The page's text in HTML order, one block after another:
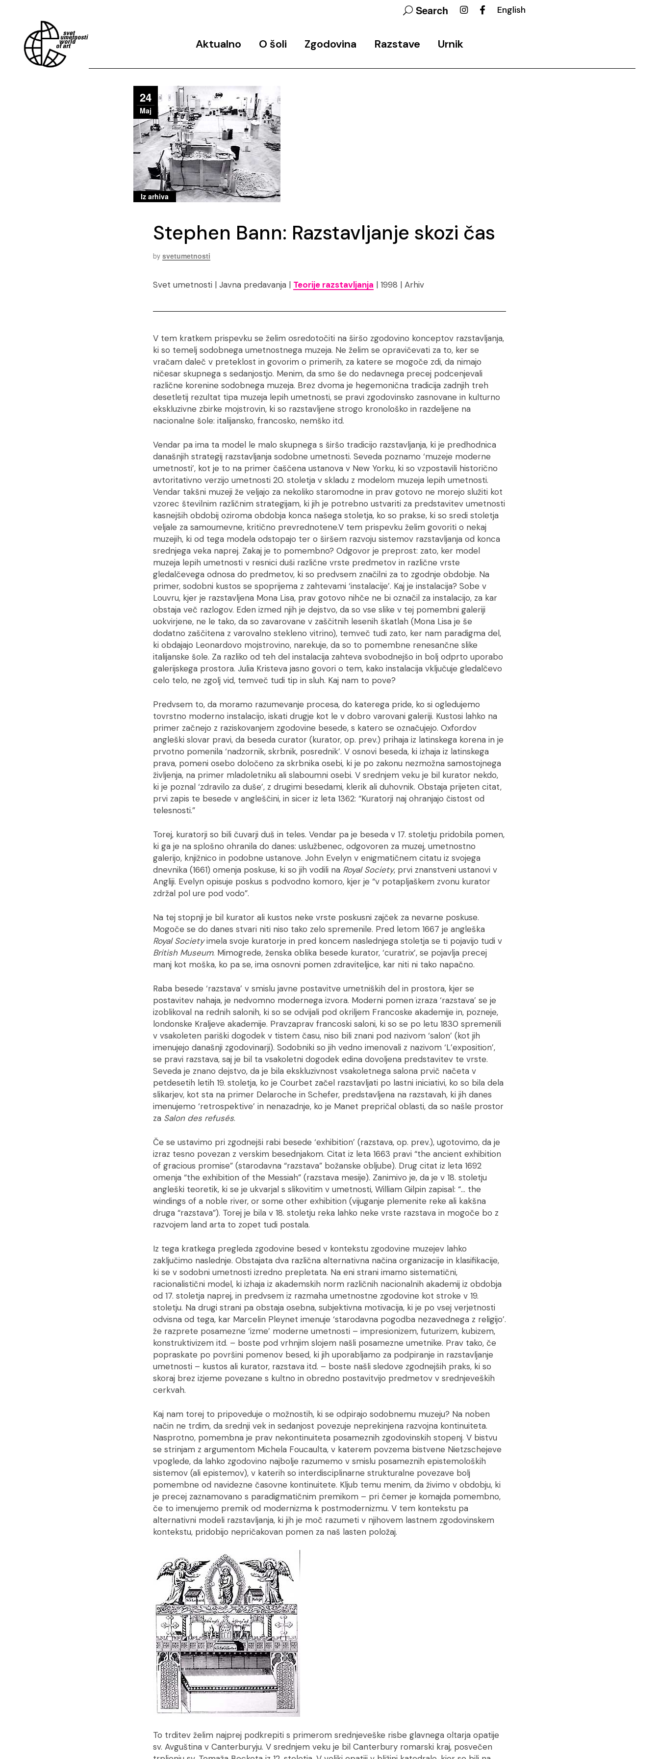
Search English
Aktualno
Arhiv objav
O šoli
Ekipa
Udeleženke_
Partnerji
Podpora
Kontakt
Zgodovina Razstave Urnik
24
Maj
Iz arhiva
Stephen Bann: Razstavljanje skozi čas
by svetumetnosti
Svet umetnosti | Javna predavanja | Teorije razstavljanja | 1998 | Arhiv
V tem kratkem prispevku se želim osredotočiti na širšo zgodovino konceptov razstavljanja,
ki so temelj sodobnega umetnostnega muzeja. Ne želim se opravičevati za to, ker se
vračam daleč v preteklost in govorim o primerih, za katere se mogoče zdi, da nimajo
ničesar skupnega s sedanjostjo. Menim, da smo še do nedavnega precej podcenjevali
različne korenine sodobnega muzeja. Brez dvoma je hegemonična tradicija zadnjih treh
desetletij rezultat tipa muzeja lepih umetnosti, se pravi zgodovinsko zasnovane in kulturno
ekskluzivne zbirke mojstrovin, ki so razstavljene strogo kronološko in razdeljene na
nacionalne šole: italijansko, francosko, nemško itd.
Vendar pa ima ta model le malo skupnega s širšo tradicijo razstavljanja, ki je predhodnica
današnjih strategij razstavljanja sodobne umetnosti. Seveda poznamo ‘muzeje moderne
umetnosti’, kot je to na primer čaščena ustanova v New Yorku, ki so vzpostavili historično
avtoritativno verzijo umetnosti 20. stoletja v skladu z modelom muzeja lepih umetnosti.
Vendar takšni muzeji že veljajo za nekoliko staromodne in prav gotovo ne morejo služiti kot
vzorec številnim različnim strategijam, ki jih je potrebno ustvariti za predstavitev umetnosti
kasnejših obdobij oziroma obdobja konca našega stoletja, ko so prakse, ki so sredi stoletja
veljale za samoumevne, kritično prevrednotene.V tem prispevku želim govoriti o nekaj
muzejih, ki od tega modela odstopajo ter o širšem razvoju sistemov razstavljanja od konca
srednjega veka naprej. Zakaj je to pomembno? Odgovor je preprost: zato, ker model
muzeja lepih umetnosti v resnici duši različne vrste predmetov in različne vrste
gledalčevega odnosa do predmetov, ki so predvsem značilni za to zgodnje obdobje. Na
primer, sodobni kustos se spoprijema z zahtevami ‘instalacije’. Kaj je instalacija? Sobe v
Louvru, kjer je razstavljena Mona Lisa, prav gotovo nihče ne bi označil za instalacijo, za kar
obstaja več razlogov. Eden izmed njih je dejstvo, da so vse slike v tej pomembni galeriji
uokvirjene, ne le tako, da so zavarovane v zaščitnih lesenih škatlah (Mona Lisa je še
dodatno zaščitena z varovalno stekleno vitrino), temveč tudi zato, ker nam paradigma del,
ki obdajajo Leonardovo mojstrovino, narekuje, da so to pomembne renesančne slike
italijanske šole. Za razliko od teh del instalacija zahteva svobodnejšo in bolj odprto uporabo
galerijskega prostora. Julia Kristeva jasno govori o tem, kako instalacija vključuje gledalčevo
celo telo, ne zgolj vid, temveč tudi tip in sluh. Kaj nam to pove?
Predvsem to, da moramo razumevanje procesa, do katerega pride, ko si ogledujemo
tovrstno moderno instalacijo, iskati drugje kot le v dobro varovani galeriji. Kustosi lahko na
primer začnejo z raziskovanjem zgodovine besede, s katero se označujejo. Oxfordov
angleški slovar pravi, da beseda curator (kurator, op. prev.) prihaja iz latinskega korena in je
prvotno pomenila ‘nadzornik, skrbnik, posrednik’. V osnovi beseda, ki izhaja iz latinskega
prava, pomeni osebo določeno za skrbnika osebi, ki je po zakonu nezmožna samostojnega
življenja, na primer mladoletniku ali slaboumni osebi. V srednjem veku je bil kurator nekdo,
ki je poznal ‘zdravilo za duše’, z drugimi besedami, klerik ali duhovnik. Obstaja prijeten citat,
prvi zapis te besede v angleščini, in sicer iz leta 1362: “Kuratorji naj ohranjajo čistost od
telesnosti.”
Torej, kuratorji so bili čuvarji duš in teles. Vendar pa je beseda v 17. stoletju pridobila pomen,
ki ga je na splošno ohranila do danes: uslužbenec, odgovoren za muzej, umetnostno
galerijo, knjižnico in podobne ustanove. John Evelyn v enigmatičnem citatu iz svojega
dnevnika (1661) omenja poskuse, ki so jih vodili na Royal Society, prvi znanstveni ustanovi v
Angliji. Evelyn opisuje poskus s podvodno komoro, kjer je “v potapljaškem zvonu kurator
zdržal pol ure pod vodo”.
Na tej stopnji je bil kurator ali kustos neke vrste poskusni zajček za nevarne poskuse.
Mogoče se do danes stvari niti niso tako zelo spremenile. Pred letom 1667 je angleška
Royal Societyimela svoje kuratorje in pred koncem naslednjega stoletja se ti pojavijo tudi v
British Museum. Mimogrede, ženska oblika besede kurator, ‘curatrix’, se pojavlja precej
manj kot moška, ko pa se, ima osnovni pomen zdraviteljice, kar niti ni tako napačno.
Raba besede ‘razstava’ v smislu javne postavitve umetniških del in prostora, kjer se
postavitev nahaja, je nedvomno modernega izvora. Moderni pomen izraza ‘razstava’ se je
izoblikoval na rednih salonih, ki so se odvijali pod okriljem Francoske akademije in, pozneje,
londonske Kraljeve akademije. Pravzaprav francoski saloni, ki so se po letu 1830 spremenili
v vsakoleten pariški dogodek v tistem času, niso bili znani pod nazivom ‘salon’ (kot jih
imenujejo današnji zgodovinarji). Sodobniki so jih vedno imenovali z nazivom ‘L’exposition’,
se pravi razstava, saj je bil ta vsakoletni dogodek edina dovoljena predstavitev te vrste.
Seveda je znano dejstvo, da je bila ekskluzivnost vsakoletnega salona prvič načeta v
petdesetih letih 19. stoletja, ko je Courbet začel razstavljati po lastni iniciativi, ko so bila dela
slikarjev, kot sta na primer Delaroche in Schefer, predstavljena na razstavah, ki jih danes
imenujemo ‘retrospektive’ in nenazadnje, ko je Manet prepričal oblasti, da so našle prostor
za Salon des refusés.
Če se ustavimo pri zgodnejši rabi besede ‘exhibition’ (razstava, op. prev.), ugotovimo, da je
izraz tesno povezan z verskim besednjakom. Citat iz leta 1663 pravi “the ancient exhibition
of gracious promise” (starodavna “razstava” božanske obljube). Drug citat iz leta 1692
omenja “the exhibition of the Messiah” (razstava mesije). Zanimivo je, da je v 18. stoletju
angleški teoretik, ki se je ukvarjal s slikovitim v umetnosti, William Gilpin zapisal: “… the
windings of a noble river, or some other exhibition (vijuganje plemenite reke ali kakšna
druga “razstava”). Torej je bila v 18. stoletju reka lahko neke vrste razstava in mogoče bo z
razvojem land arta to zopet tudi postala.
Iz tega kratkega pregleda zgodovine besed v kontekstu zgodovine muzejev lahko
zaključimo naslednje. Obstajata dva različna alternativna načina organizacije in klasifikacije,
ki se v sodobni umetnosti izredno prepletata. Na eni strani imamo sistematični,
racionalistični model, ki izhaja iz akademskih norm različnih nacionalnih akademij iz obdobja
od 17. stoletja naprej, in predvsem iz razmaha umetnostne zgodovine kot stroke v 19.
stoletju. Na drugi strani pa obstaja osebna, subjektivna motivacija, ki je po vsej verjetnosti
odvisna od tega, kar Marcelin Pleynet imenuje ‘starodavna pogodba nezavednega z religijo’.
že razprete posamezne ‘izme’ moderne umetnosti – impresionizem, futurizem, kubizem,
konstruktivizem itd. – boste pod vrhnjim slojem našli posamezne umetnike. Prav tako, če
popraskate po površini pomenov besed, ki jih uporabljamo za podpiranje in razstavljanje
umetnosti – kustos ali kurator, razstava itd. – boste našli sledove zgodnejših praks, ki so
skoraj brez izjeme povezane s kultno in obredno postavitvijo predmetov v srednjeveških
cerkvah.
Kaj nam torej to pripoveduje o možnostih, ki se odpirajo sodobnemu muzeju? Na noben
način ne trdim, da srednji vek in sedanjost povezuje neprekinjena razvojna kontinuiteta.
Nasprotno, pomembna je prav nekontinuiteta posameznih zgodovinskih stopenj. V bistvu
se strinjam z argumentom Michela Foucaulta, v katerem povzema bistvene Nietzschejeve
vpoglede, da lahko zgodovino najbolje razumemo v smislu posameznih epistemoloških
sistemov (ali epistemov), v katerih so interdisciplinarne strukturalne povezave bolj
pomembne od navidezne časovne kontinuitete. Kljub temu menim, da živimo v obdobju, ki
je precej zaznamovano s paradigmatičnim premikom – pri čemer je komajda pomembno,
če to imenujemo premik od modernizma k postmodernizmu. V tem kontekstu pa
alternativni modeli razstavljanja, ki jih je moč razumeti v njihovem lastnem zgodovinskem
kontekstu, pridobijo nepričakovan pomen za naš lasten položaj.
To trditev želim najprej podkrepiti s primerom srednjeveške risbe glavnega oltarja opatije
sv. Avguština v Canterburyju. V srednjem veku je bil Canterbury romarski kraj, posvečen